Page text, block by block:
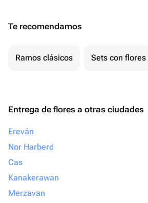
Te recomendamos
Ramos clásicos Sets con flores
Entrega de flores a otras ciudades
Ereván
Nor Harberd
Cas
Kanakerawan
Merzavan